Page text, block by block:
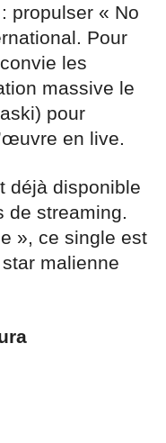
propulser « No
Pour
les
massive le
pour
en live.
déjà disponible
de streaming.
», ce single est
malienne